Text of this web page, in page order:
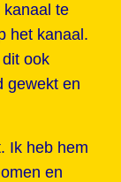
kanaal te
het kanaal.
ook
gewekt en
Ik heb hem
en